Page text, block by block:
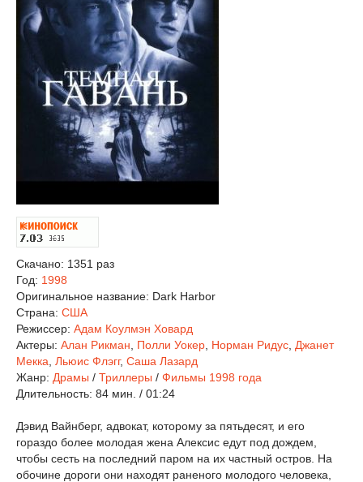
Скачано: 1351 раз
Год: 1998
Оригинальное название: Dark Harbor
Страна: США
Режиссер: Адам Коулмэн Ховард
Актеры: Алан Рикман Полли Уокер Норман Ридус Джанет
Мекка Льюис Флэгг, Саша Лазард
Жанр: Драмы / Триллеры / Фильмы 1998 года
Длительность: 84 мин. / 01:24
Дэвид Вайнберг, адвокат, которому за пятьдесят, и его
гораздо более молодая жена Алексис едут под дождем,
чтобы сесть на последний паром на их частный остров. На
обочине дороги они находят раненого молодого человека,